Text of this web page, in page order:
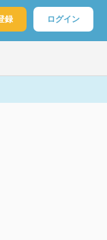
録 ログイン